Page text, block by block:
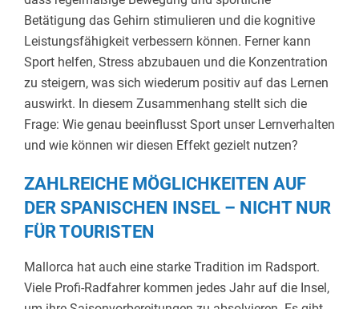
Betätigung das Gehirn stimulieren und die kognitive
Leistungsfähigkeit verbessern können. Ferner kann
Sport helfen, Stress abzubauen und die Konzentration
zu steigern, was sich wiederum positiv auf das Lernen
auswirkt. In diesem Zusammenhang stellt sich die
Frage: Wie genau beeinflusst Sport unser Lernverhalten
und wie können wir diesen Effekt gezielt nutzen?
ZAHLREICHE MÖGLICHKEITEN AUF
DER SPANISCHEN INSEL – NICHT NUR
FÜR TOURISTEN
Mallorca hat auch eine starke Tradition im Radsport.
Viele Profi-Radfahrer kommen jedes Jahr auf die Insel,